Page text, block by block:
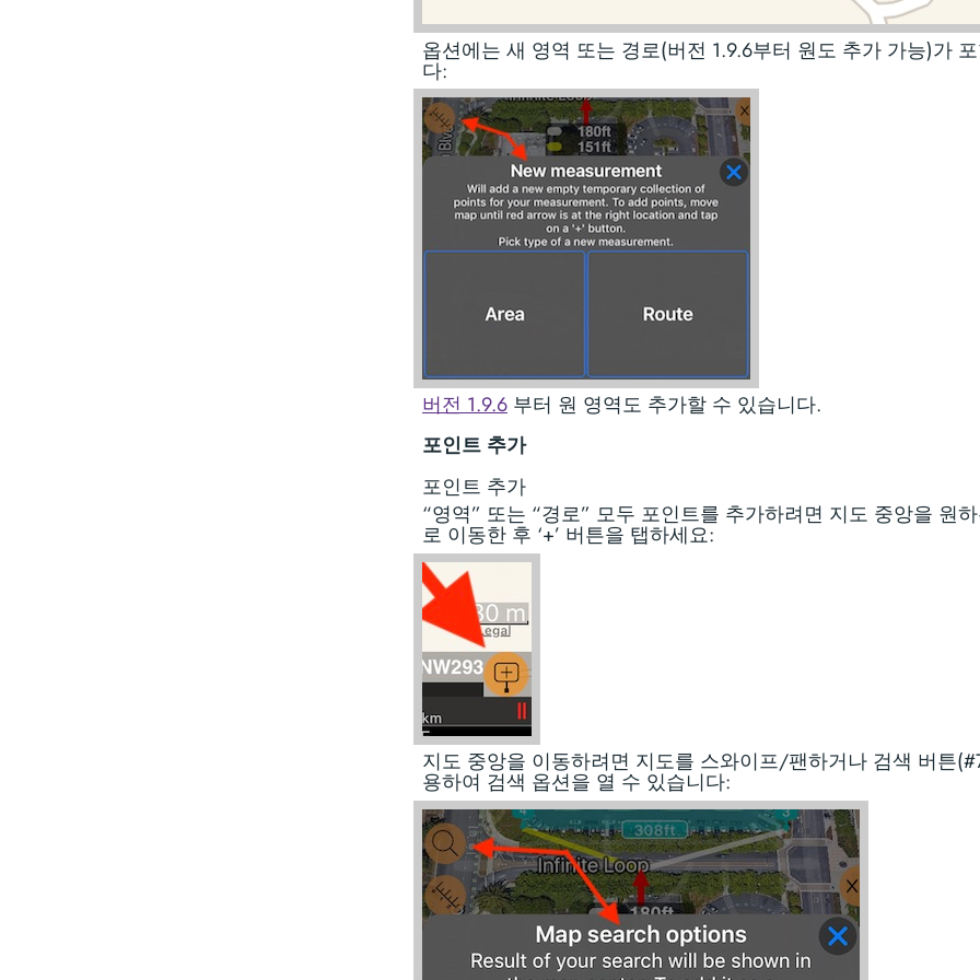
옵션에는 새 영역 또는 경로(버전 1.9.6부터 원도 추가 가능)가
다:
버전 1.9.6 부터 원 영역도 추가할 수 있습니다.
포인트 추가
포인트 추가
“영역” 또는 “경로” 모두 포인트를 추가하려면 지도 중앙을 원
로 이동한 후 ‘+’ 버튼을 탭하세요:
지도 중앙을 이동하려면 지도를 스와이프/팬하거나 검색 버튼
용하여 검색 옵션을 열 수 있습니다: